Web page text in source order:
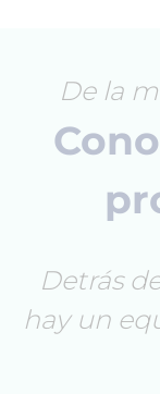
De la
Detrás
hay un